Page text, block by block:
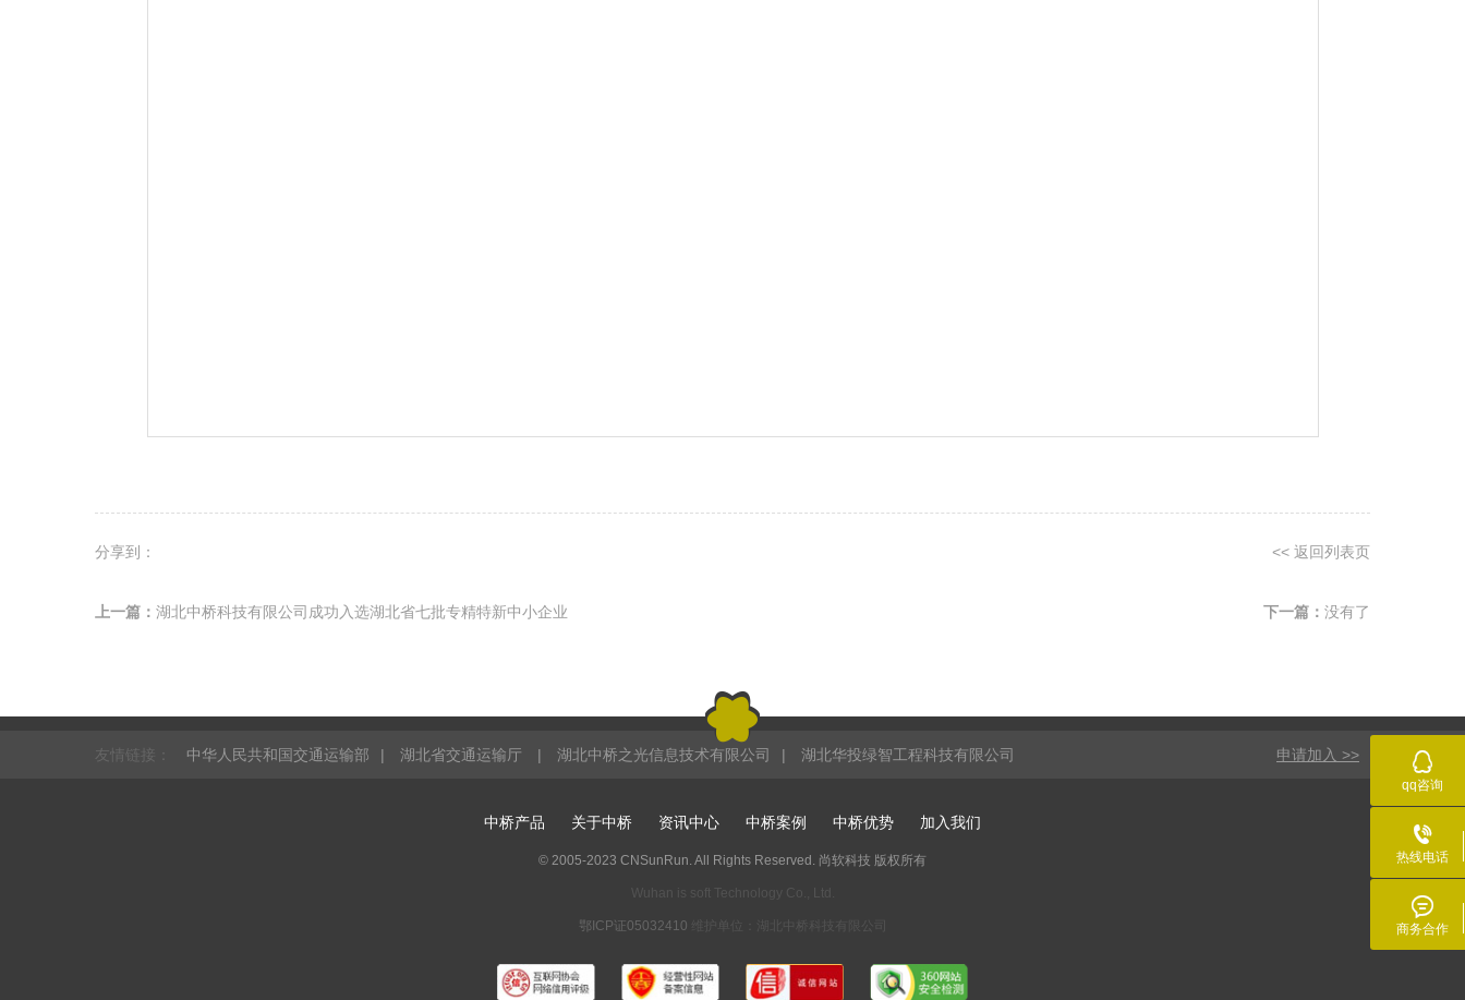
分享到： << 返回列表页
上一篇： 湖北中桥科技有限公司成功入选湖北省七批专精特新中小企业 下一篇： 没有了
友情链接： 中华人民共和国交通运输部 | 湖北省交通运输厅 | 湖北中桥之光信息技术有限公司 | 湖北华投绿智工程科技有限公司 申请加入 >>
中桥产品 关于中桥 资讯中心 中桥案例 中桥优势 加入我们
© 2005-2023 CNSunRun. All Rights Reserved. 尚软科技 版权所有
Wuhan is soft Technology Co., Ltd.
鄂ICP证05032410 维护单位：湖北中桥科技有限公司

qq咨询

热线电话

商务合作